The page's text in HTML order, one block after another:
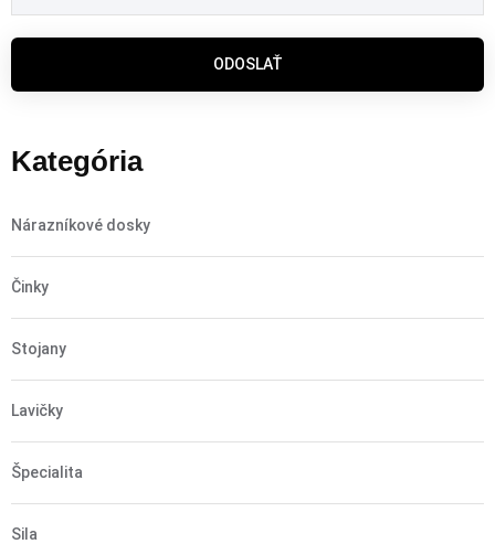
ODOSLAŤ
Kategória
Nárazníkové dosky
Činky
Stojany
Lavičky
Špecialita
Sila